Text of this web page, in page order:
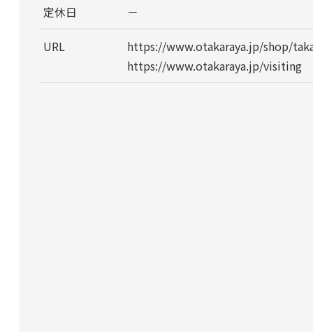
定休日 －
URL
https://www.otakaraya.jp/shop/
https://www.otakaraya.jp/visiting